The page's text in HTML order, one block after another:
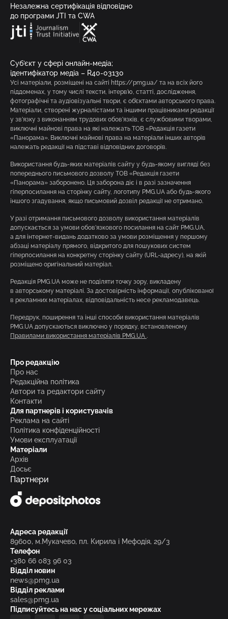
Незалежна сертифікація відповідно
до програми JTI та CWA
Суб’єкт у сфері онлайн-медіа;
ідентифікатор медіа – R40-03130
Усі матеріали, розміщені на сайті https://pmg.ua/ та на всіх його
піддоменах, у тому числі тексти, інтерв’ю, статті, дослідження,
фотографічні та аудіовізуальні твори, є об’єктами авторського права.
Матеріали, створені журналістами та іншими працівниками редакції
у зв’язку з виконанням трудових обов’язків, є службовими творами,
виключні майнові права на які належать ТОВ «Редакція газети
«Панорама». Виключні майнові права на матеріали інших авторів
належать редакції на підставі відповідних договорів.
Використання будь-яких матеріалів сайту у будь-якому вигляді без
попереднього письмового дозволу ТОВ «Редакція газети
«Панорама» заборонено. Ця заборона діє і в разі зазначення
гіперпосилання на сторінку сайту, логотипу PMG.UA або будь-якого
іншого згадування, якщо письмовий дозвіл редакції не отримано.
У разі отримання письмового дозволу використання матеріалів
допускається за умови обов’язкового посилання на сайт PMG.UA,
а для інтернет-видань додатково за умови розміщення у першому
абзаці матеріалу прямого, відкритого для пошукових систем
гіперпосилання на конкретну сторінку сайту (URL-адресу), на якій
розміщено оригінальний матеріал.
Редакція PMG.UA може не поділяти точку зору, викладену
в авторському матеріалі. За достовірність інформації, опублікованої
в рекламних матеріалах, відповідальність несе рекламодавець.
Передрук, поширення та інші способи використання матеріалів
PMG.UA допускаються виключно у порядку, встановленому
Правилами використання матеріалів PMG.UA .
Про редакцію
Про нас
Редакційна політика
Автори та редактори сайту
Контакти
Для партнерів і користувачів
Реклама на сайті
Політика конфіденційності
Умови експлуатації
Матеріали
Архів
Досьє
Партнери
Адреса редакції
89600, м.Мукачево, пл. Кирила і Мефодія, 29/3
Телефон
+380 66 083 96 03
Відділ новин
news@pmg.ua
Відділ реклами
sales@pmg.ua
Підписуйтесь на нас у соціальних мережах